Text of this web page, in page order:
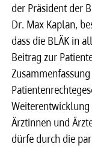
der Präsident der
Dr. Max Kaplan,
dass die BLÄK in
Beitrag zur
Ärztinnen und
dürfe durch die